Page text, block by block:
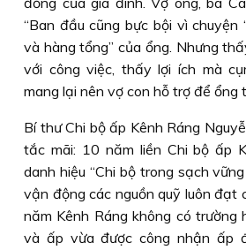
“Ban đầu cũng bực bội vì chuyện
và hàng tổng” của ổng. Nhưng
với công việc, thấy lợi ích mà
mang lại nên vợ con hỗ trợ để ổng
Bí thư Chi bộ ấp Kênh Ráng
tắc mãi: 10 năm liền Chi bộ ấp
danh hiệu “Chi bộ trong sạch
vận động các nguồn quỹ luôn đạt
năm Kênh Ráng không có trường
và ấp vừa được công nhận ấp